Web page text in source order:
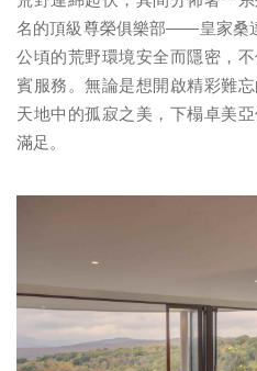
名的頂級尊榮俱樂部——皇家桑
公頃的荒野環境安全而隱密，
賓服務。無論是想開啟精彩難
天地中的孤寂之美，下榻卓美
滿足。